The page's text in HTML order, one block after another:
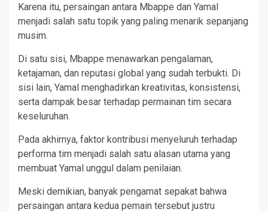
Karena itu, persaingan antara Mbappe dan Yamal
menjadi salah satu topik yang paling menarik sepanjang
musim.
Di satu sisi, Mbappe menawarkan pengalaman,
ketajaman, dan reputasi global yang sudah terbukti. Di
sisi lain, Yamal menghadirkan kreativitas, konsistensi,
serta dampak besar terhadap permainan tim secara
keseluruhan.
Pada akhirnya, faktor kontribusi menyeluruh terhadap
performa tim menjadi salah satu alasan utama yang
membuat Yamal unggul dalam penilaian.
Meski demikian, banyak pengamat sepakat bahwa
persaingan antara kedua pemain tersebut justru